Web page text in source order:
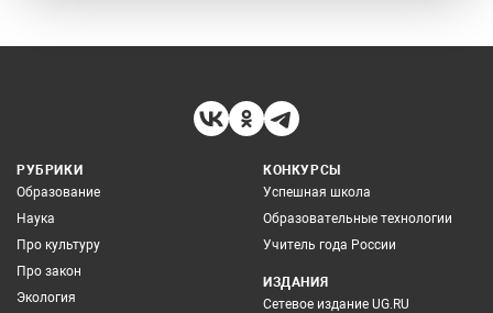
РУБРИКИ
Образование
Наука
Про культуру
Про закон
Экология
КОНКУРСЫ
Успешная школа
Образовательные технологии
Учитель года России
ИЗДАНИЯ
Сетевое издание UG.RU